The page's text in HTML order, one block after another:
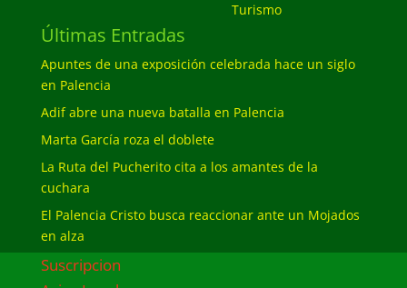
Turismo
Últimas Entradas
Apuntes de una exposición celebrada hace un siglo
en Palencia
Adif abre una nueva batalla en Palencia
Marta García roza el doblete
La Ruta del Pucherito cita a los amantes de la
cuchara
El Palencia Cristo busca reaccionar ante un Mojados
en alza
Suscripcion